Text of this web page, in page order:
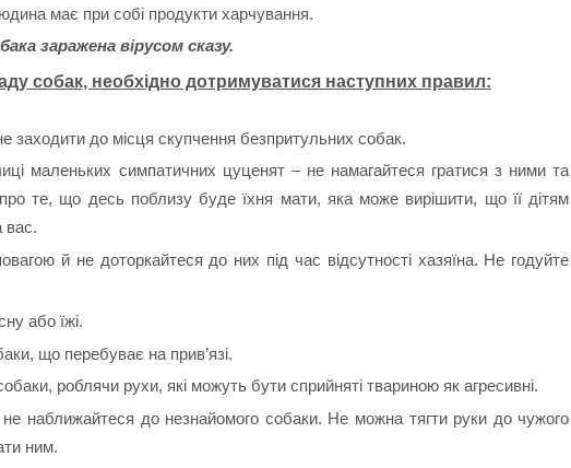
має при собі продукти харчування.
заражена вірусом сказу.
собак, необхідно дотримуватися наступних правил:
заходити до місця скупчення безпритульних собак.
маленьких симпатичних цуценят – не намагайтеся гратися з ними та
те, що десь поблизу буде їхня мати, яка може вирішити, що її дітям
вас.
й не доторкайтеся до них під час відсутності хазяїна. Не годуйте
або їжі.
що перебуває на прив’язі.
роблячи рухи, які можуть бути сприйняті твариною як агресивні.
не наближайтеся до незнайомого собаки. Не можна тягти руки до чужого
ним.